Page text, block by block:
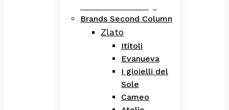
Brands Second Column
Zlato
Ititoli
Evanueva
I gioielli del
Sole
Cameo